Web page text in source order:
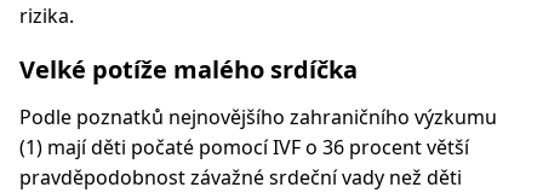
rizika.
Velké potíže malého srdíčka
Podle poznatků nejnovějšího zahraničního výzkumu
(1) mají děti počaté pomocí IVF o 36 procent větší
pravděpodobnost závažné srdeční vady než děti